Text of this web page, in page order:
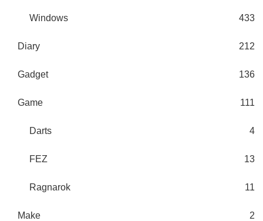
Windows 433
Diary 212
Gadget 136
Game 111
Darts 4
FEZ 13
Ragnarok 11
Make 2